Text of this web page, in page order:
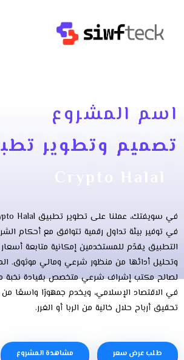
اسم المشروع
تصميم وتطوير
في توفير بيئة تداول رقمية تتوافق مع أحكام
التطبيق يقدّم للمستخدمين إمكانية متابعة أسعار
وتحليل أدائها من منظور شرعي ومالي موثوق.
لصالح مكتب إشراف شرعي متخصص بقيادة نخبة
في الاقتصاد الإسلامي، ويخدم جمهورًا واسعًا من
تحقيق أرباح حلال خالية من الربا أو الغرر.
طلب عرض سعر مشاهدة المشروع